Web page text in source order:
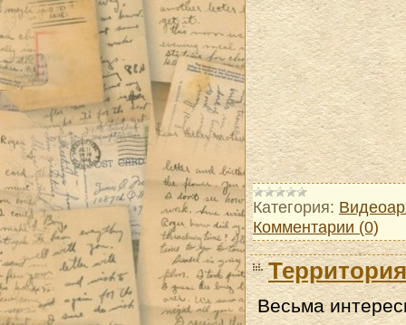
Категория:
Комментарии (0)
Весьма